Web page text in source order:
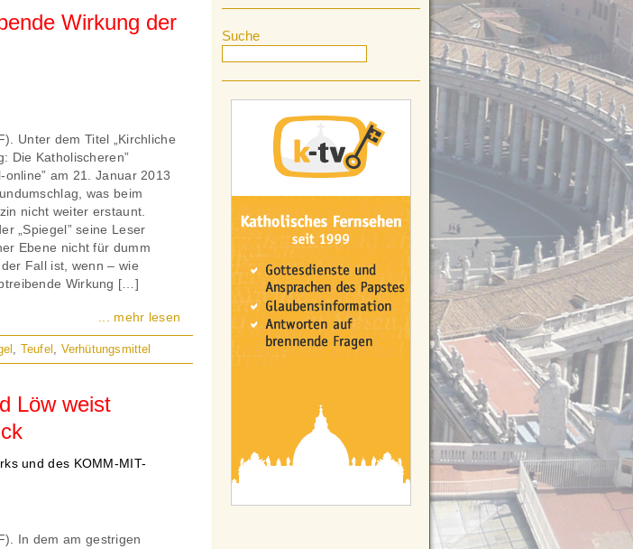
Suche
Wirkung der
Unter dem Titel „Kirchliche
Die Katholischeren”
online” am 21. Januar 2013
was beim
nicht weiter erstaunt.
„Spiegel” seine Leser
Ebene nicht für dumm
Fall ist, wenn – wie
Wirkung […]
... mehr lesen
, Teufel , Verhütungsmittel
Löw weist
und des KOMM-MIT-
In dem am gestrigen